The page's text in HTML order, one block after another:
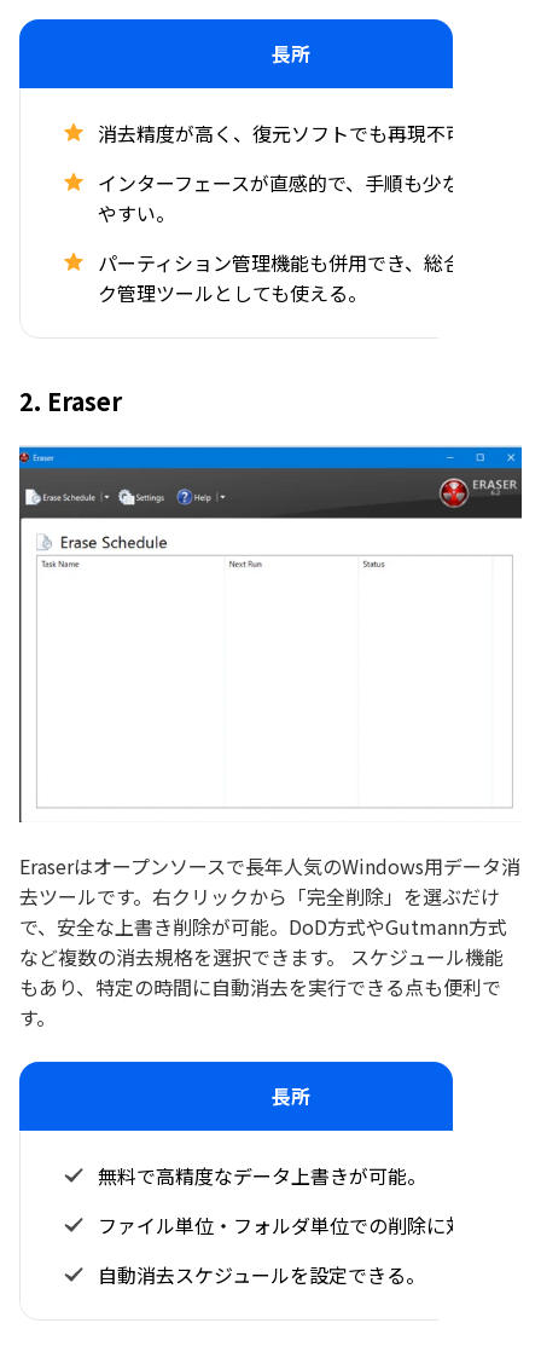
長所
消去精度が高く、復元ソフトでも再現不可能。
インターフェースが直感的で、手順も少なく扱い
やすい。
パーティション管理機能も併用でき、総合ディス
ク管理ツールとしても使える。
2. Eraser
Eraserはオープンソースで長年人気のWindows用データ消
去ツールです。右クリックから「完全削除」を選ぶだけ
で、安全な上書き削除が可能。DoD方式やGutmann方式
など複数の消去規格を選択できます。 スケジュール機能
もあり、特定の時間に自動消去を実行できる点も便利で
す。
長所
無料で高精度なデータ上書きが可能。
ファイル単位・フォルダ単位での削除に対応。
自動消去スケジュールを設定できる。